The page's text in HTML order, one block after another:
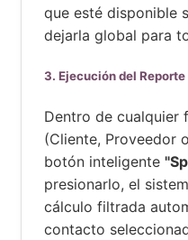
que esté disponible
dejarla global para
3. Ejecución del Reporte
Dentro de cualquier
(Cliente, Proveedor
botón inteligente
presionarlo, el
cálculo filtrada
contacto